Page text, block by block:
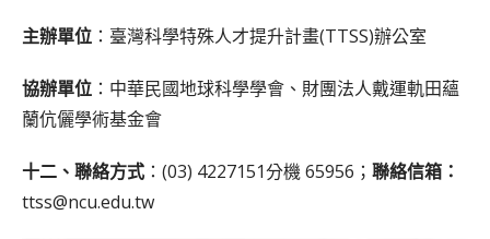
主辦單位 ：臺灣科學特殊人才提升計畫(TTSS)辦公室
協辦單位 ：中華民國地球科學學會、財團法人戴運軌田蘊
蘭伉儷學術基金會
十二、聯絡方式 ：(03) 4227151分機 65956； 聯絡信箱：
ttss@ncu.edu.tw